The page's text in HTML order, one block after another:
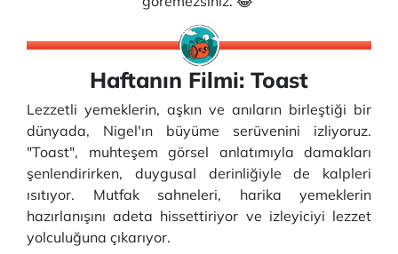
Haftanın Filmi: Toast
Lezzetli yemeklerin, aşkın ve anıların birleştiği bir
dünyada, Nigel'ın büyüme serüvenini izliyoruz.
"Toast", muhteşem görsel anlatımıyla damakları
şenlendirirken, duygusal derinliğiyle de kalpleri
ısıtıyor. Mutfak sahneleri, harika yemeklerin
hazırlanışını adeta hissettiriyor ve izleyiciyi lezzet
yolculuğuna çıkarıyor.